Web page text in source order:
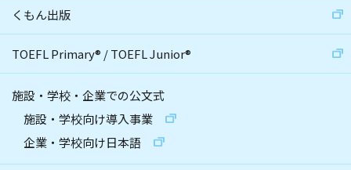
くもん出版
TOEFL Primary® /TOEFL Junior®
施設・学校・企業での公文式
施設・学校向け導入事業
企業・学校向け日本語